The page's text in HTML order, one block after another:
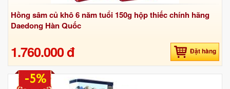
Hồng sâm củ khô 6 năm tuổi 150g hộp thiếc chính hãng
Daedong Hàn Quốc
1.760.000 đ Đặt hàng
-5%